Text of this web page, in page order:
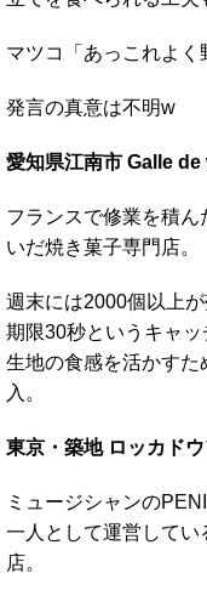
マツコ「あっこれよく
発言の真意は不明w
愛知県江南市 Galle
フランスで修業を積
いだ焼き菓子専門店。
週末には2000個以上
期限30秒というキャ
生地の食感を活かす
入。
東京・築地 ロッカド
ミュージシャンの
一人として運営してい
店。